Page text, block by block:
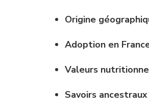
Origine
Adoption en
Valeurs
Savoirs ancestraux